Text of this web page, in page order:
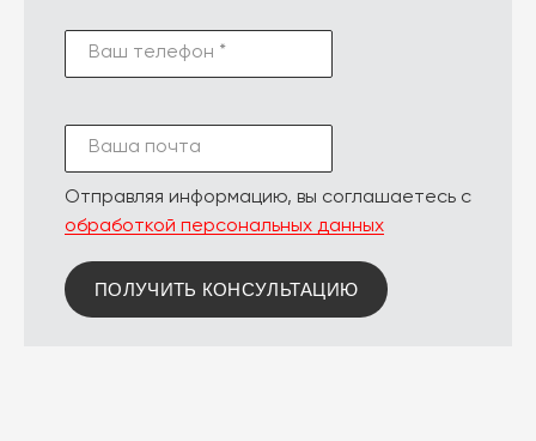
Ваш телефон *
Ваша почта
Отправляя информацию, вы соглашаетесь с
обработкой персональных данных
ПОЛУЧИТЬ КОНСУЛЬТАЦИЮ